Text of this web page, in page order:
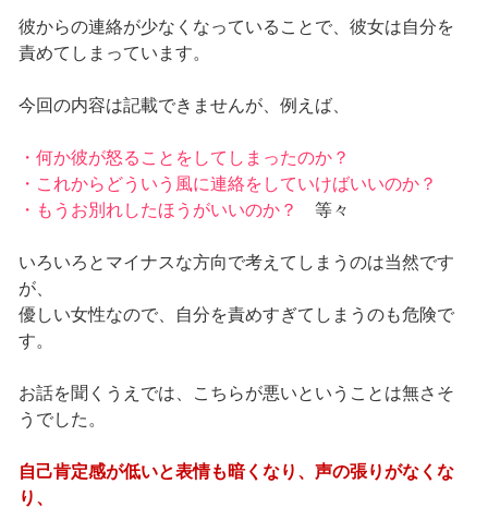
彼からの連絡が少なくなっていることで、彼女は自分を
責めてしまっています。
今回の内容は記載できませんが、例えば、
・何か彼が怒ることをしてしまったのか？
・これからどういう風に連絡をしていけばいいのか？
・もうお別れしたほうがいいのか？
等々
いろいろとマイナスな方向で考えてしまうのは当然です
が、
優しい女性なので、自分を責めすぎてしまうのも危険で
す。
お話を聞くうえでは、こちらが悪いということは無さそ
うでした。
自己肯定感が低いと表情も暗くなり、声の張りがなくな
り、